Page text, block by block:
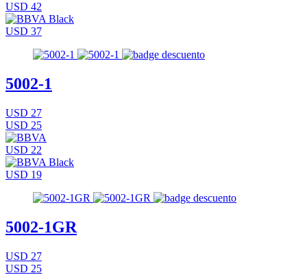
USD 42
USD 37
5002-1
USD 27
USD 25
USD 22
USD 19
5002-1GR
USD 27
USD 25